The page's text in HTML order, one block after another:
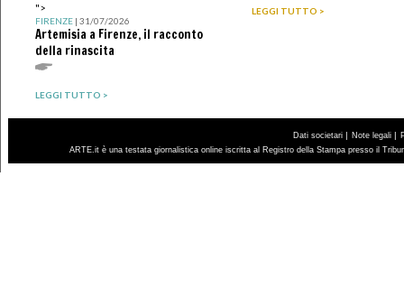
">
FIRENZE| 31/07/2026
Artemisia a Firenze, il racconto
della rinascita
LEGGI TUTTO >
LEGGI TUTTO >
Dati societari | Note legali |
ARTE.it è una testata giornalistica online iscritta al Registro della Stampa presso il